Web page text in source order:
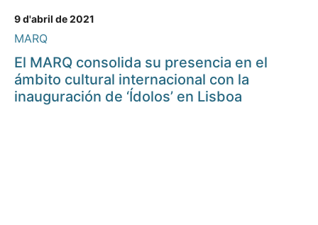
9 d'abril de 2021
MARQ
El MARQ consolida su presencia en el
ámbito cultural internacional con la
inauguración de ‘Ídolos’ en Lisboa